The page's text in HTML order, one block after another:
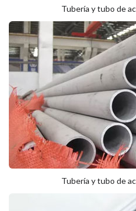
Tubería y tubo de
Tubería y tubo de